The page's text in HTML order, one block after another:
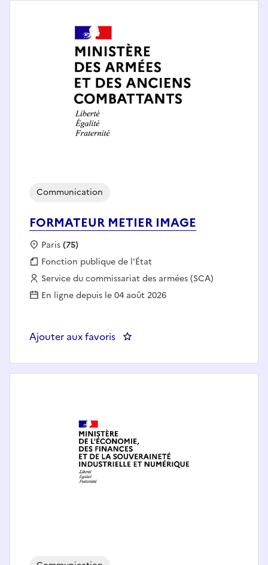
FORMATEUR METIER IMAGE
Communication
Localisation :
Paris(75)
Fonction publique :
Fonction publique de l'État
Employeur :
Service du commissariat des armées (SCA)
En ligne depuis le 04 août 2026
Ajouter aux favoris : FORMATEUR METIER IMAGE